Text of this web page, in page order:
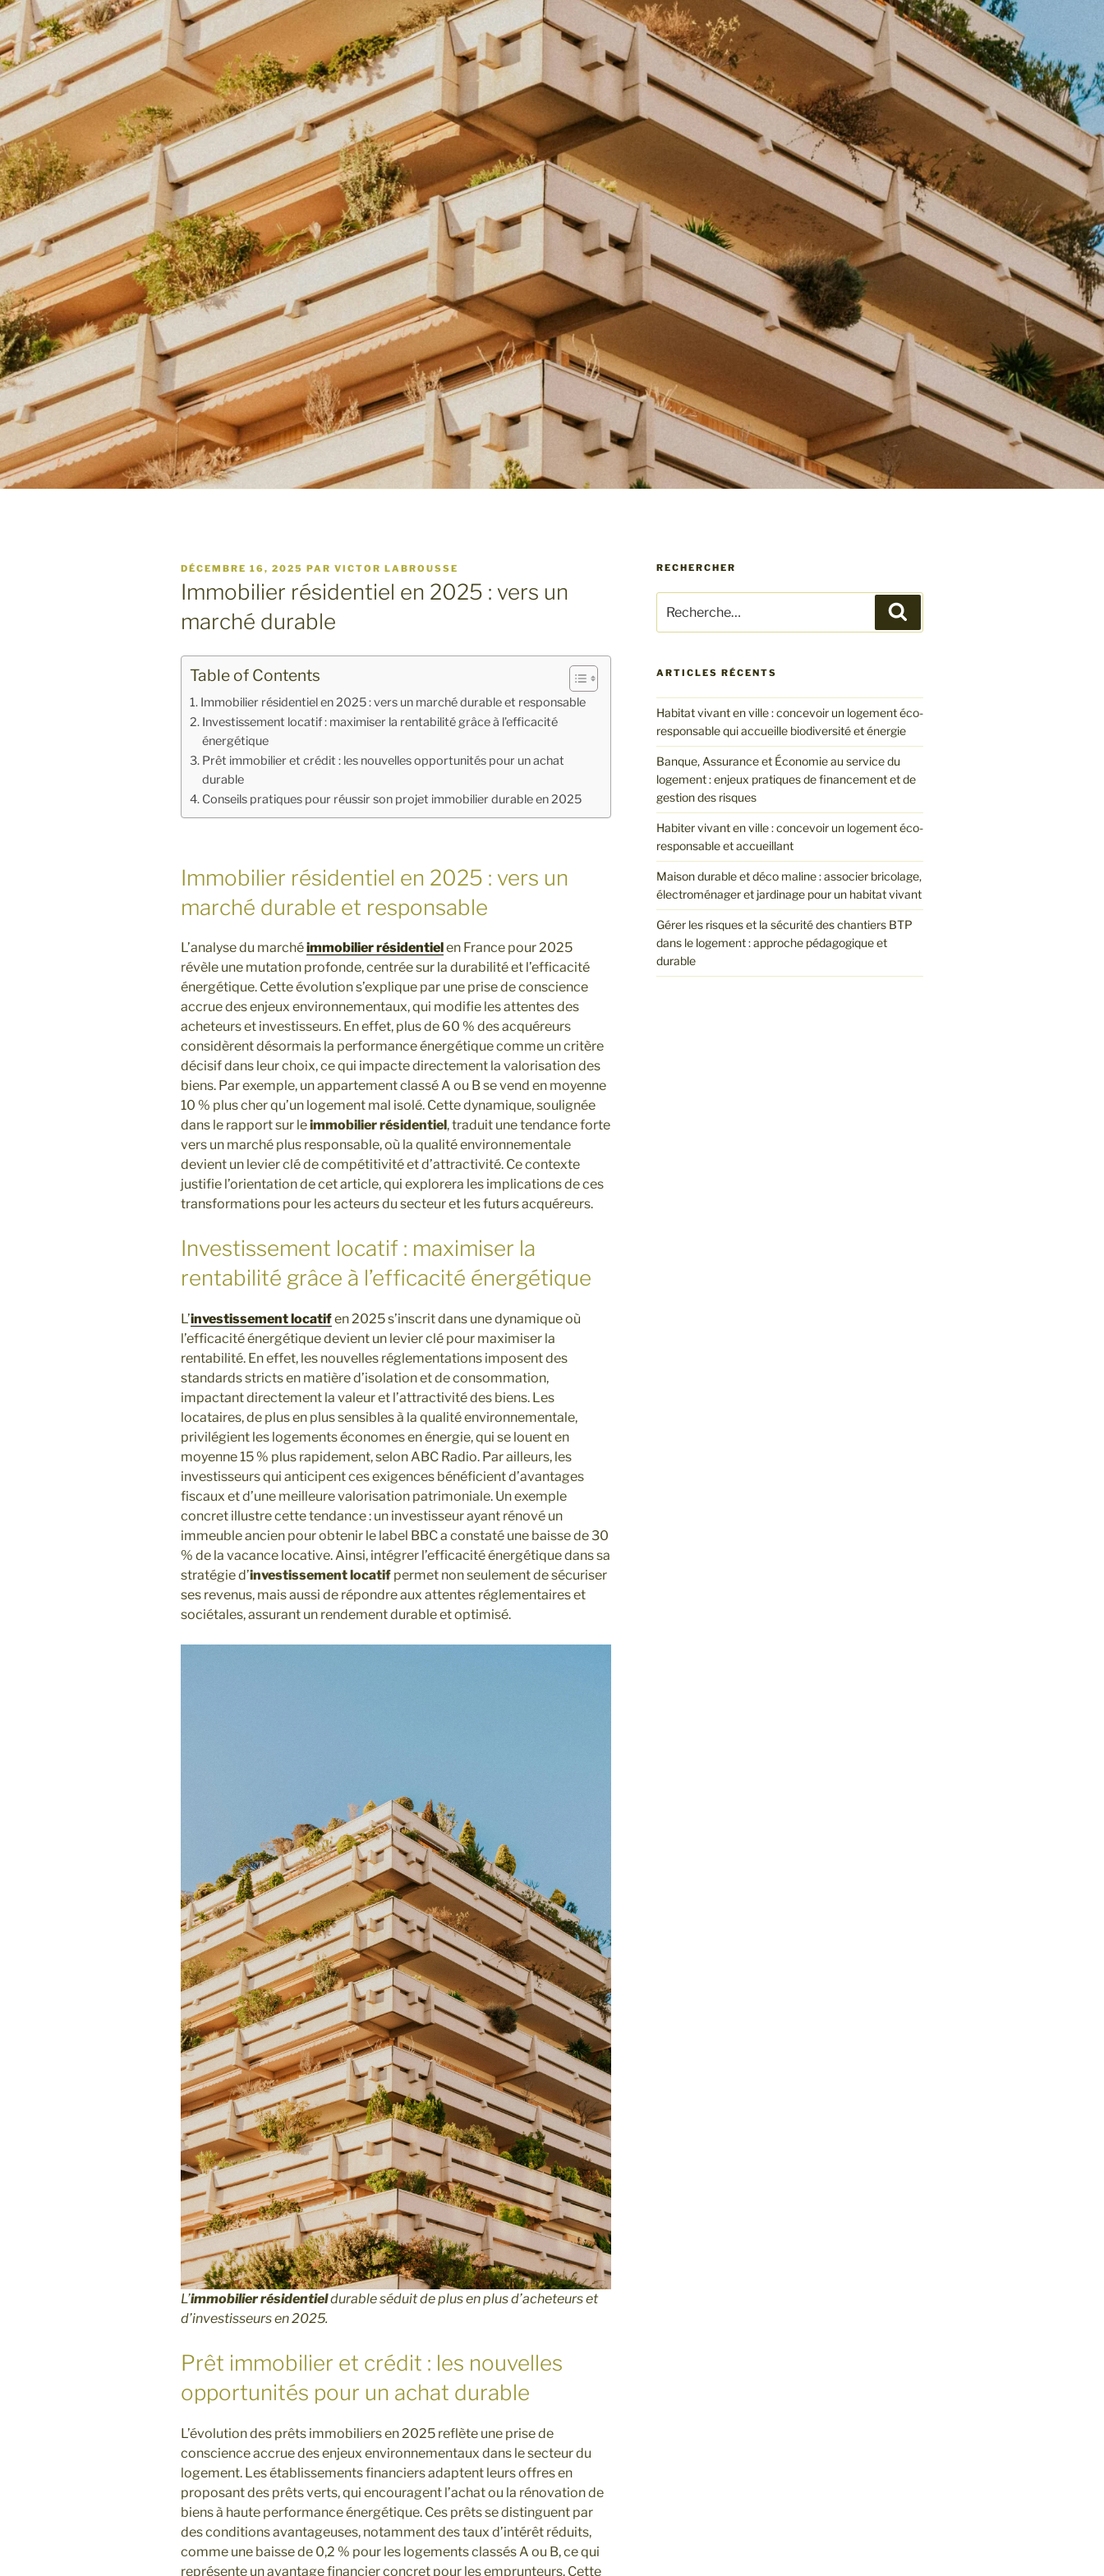
PUBLIÉ
LE
DÉCEMBRE 16, 2025 PAR VICTOR LABROUSSE
Immobilier résidentiel en 2025 : vers un
marché durable
Table of Contents
Immobilier résidentiel en 2025 : vers un marché durable et responsable
Investissement locatif : maximiser la rentabilité grâce à l’efficacité
énergétique
Prêt immobilier et crédit : les nouvelles opportunités pour un achat
durable
Conseils pratiques pour réussir son projet immobilier durable en 2025
Immobilier résidentiel en 2025 : vers un
marché durable et responsable
L’analyse du marchéimmobilier résidentielen France pour 2025
révèle une mutation profonde, centrée sur la durabilité et l’efficacité
énergétique. Cette évolution s’explique par une prise de conscience
accrue des enjeux environnementaux, qui modifie les attentes des
acheteurs et investisseurs. En effet, plus de 60 % des acquéreurs
considèrent désormais la performance énergétique comme un critère
décisif dans leur choix, ce qui impacte directement la valorisation des
biens. Par exemple, un appartement classé A ou B se vend en moyenne
10 % plus cher qu’un logement mal isolé. Cette dynamique, soulignée
dans le rapport sur leimmobilier résidentiel, traduit une tendance forte
vers un marché plus responsable, où la qualité environnementale
devient un levier clé de compétitivité et d’attractivité. Ce contexte
justifie l’orientation de cet article, qui explorera les implications de ces
transformations pour les acteurs du secteur et les futurs acquéreurs.
Investissement locatif : maximiser la
rentabilité grâce à l’efficacité énergétique
L’investissement locatifen 2025 s’inscrit dans une dynamique où
l’efficacité énergétique devient un levier clé pour maximiser la
rentabilité. En effet, les nouvelles réglementations imposent des
standards stricts en matière d’isolation et de consommation,
impactant directement la valeur et l’attractivité des biens. Les
locataires, de plus en plus sensibles à la qualité environnementale,
privilégient les logements économes en énergie, qui se louent en
moyenne 15 % plus rapidement, selon ABC Radio. Par ailleurs, les
investisseurs qui anticipent ces exigences bénéficient d’avantages
fiscaux et d’une meilleure valorisation patrimoniale. Un exemple
concret illustre cette tendance : un investisseur ayant rénové un
immeuble ancien pour obtenir le label BBC a constaté une baisse de 30
% de la vacance locative. Ainsi, intégrer l’efficacité énergétique dans sa
stratégie d’investissement locatif permet non seulement de sécuriser
ses revenus, mais aussi de répondre aux attentes réglementaires et
sociétales, assurant un rendement durable et optimisé.
L’immobilier résidentieldurable séduit de plus en plus d’acheteurs et
d’investisseurs en 2025.
Prêt immobilier et crédit : les nouvelles
opportunités pour un achat durable
L’évolution des prêts immobiliers en 2025 reflète une prise de
conscience accrue des enjeux environnementaux dans le secteur du
logement. Les établissements financiers adaptent leurs offres en
proposant des prêts verts, qui encouragent l’achat ou la rénovation de
biens à haute performance énergétique. Ces prêts se distinguent par
des conditions avantageuses, notamment des taux d’intérêt réduits,
comme une baisse de 0,2 % pour les logements classés A ou B, ce qui
représente un avantage financier concret pour les emprunteurs. Cette
RECHERCHER
pour
:
ARTICLES RÉCENTS
Habitat vivant en ville : concevoir un logement éco-
responsable qui accueille biodiversité et énergie
Banque, Assurance et Économie au service du
logement : enjeux pratiques de financement et de
gestion des risques
Habiter vivant en ville : concevoir un logement éco-
responsable et accueillant
Maison durable et déco maline : associer bricolage,
électroménager et jardinage pour un habitat vivant
Gérer les risques et la sécurité des chantiers BTP
dans le logement : approche pédagogique et
durable